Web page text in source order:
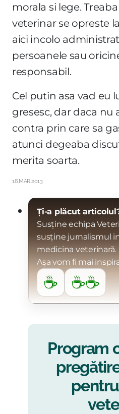
morala si lege.
veterinar se opreste
aici incolo
persoanele sau
responsabil.
Cel putin asa vad eu
gresesc, dar daca nu
contra prin care sa
atunci degeaba
merita soarta.
18.MAR.2013
Ți-a plăcut
Susține echipa
susține jurnalismul
medicina veterinară.
Așa vom fi mai
☕ ☕☕
Program